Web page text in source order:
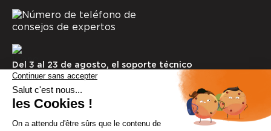
Del 3 al 23 de agosto, el soporte técnico
permanecerá cerrado. Gracias por tu comprensión.